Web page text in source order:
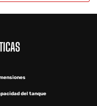
del tanque